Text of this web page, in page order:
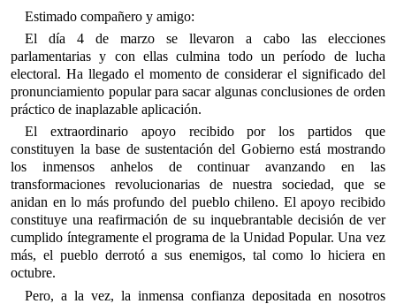
Estimado compañero y amigo:
El día 4 de marzo se llevaron a cabo las elecciones
parlamentarias y con ellas culmina todo un período de lucha
electoral. Ha llegado el momento de considerar el significado del
pronunciamiento popular para sacar algunas conclusiones de orden
práctico de inaplazable aplicación.
El extraordinario apoyo recibido por los partidos que
constituyen la base de sustentación del Gobierno está mostrando
los inmensos anhelos de continuar avanzando en las
transformaciones revolucionarias de nuestra sociedad, que se
anidan en lo más profundo del pueblo chileno. El apoyo recibido
constituye una reafirmación de su inquebrantable decisión de ver
cumplido íntegramente el programa de la Unidad Popular. Una vez
más, el pueblo derrotó a sus enemigos, tal como lo hiciera en
octubre.
Pero, a la vez, la inmensa confianza depositada en nosotros